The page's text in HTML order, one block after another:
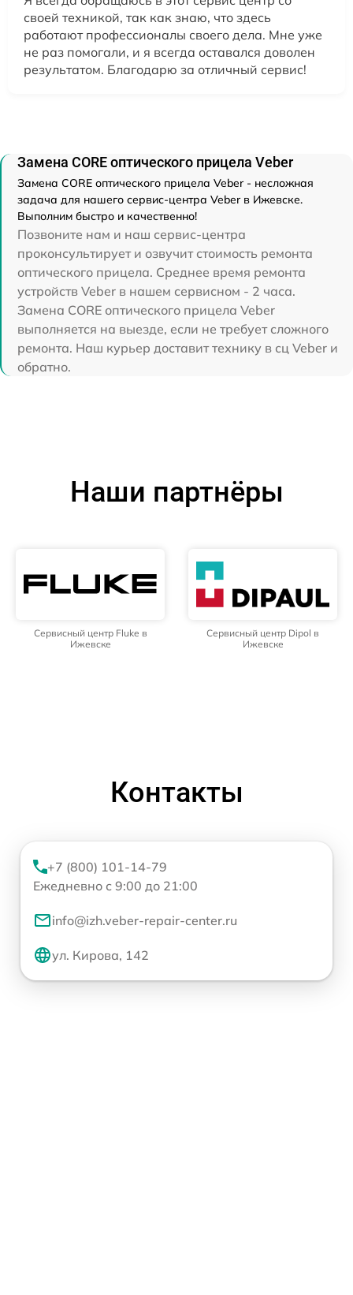
своей техникой, так как знаю, что здесь
работают профессионалы своего дела. Мне уже
не раз помогали, и я всегда оставался доволен
результатом. Благодарю за отличный сервис!
Замена CORE оптического прицела Veber
Замена CORE оптического прицела Veber - несложная
задача для нашего сервис-центра Veber в Ижевске.
Выполним быстро и качественно!
Позвоните нам и наш сервис-центра
проконсультирует и озвучит стоимость ремонта
оптического прицела. Среднее время ремонта
устройств Veber в нашем сервисном - 2 часа.
Замена CORE оптического прицела Veber
выполняется на выезде, если не требует сложного
ремонта. Наш курьер доставит технику в сц Veber и
обратно.
Наши партнёры
Сервисный центр Fluke в
Ижевске
Сервисный центр Dipol в
Ижевске
Контакты
+7 (800) 101-14-79
Ежедневно с 9:00 до 21:00
info@izh.veber-repair-center.ru
ул. Кирова, 142